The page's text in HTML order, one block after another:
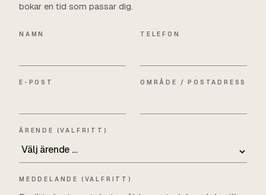
bokar en tid som passar dig.
NAMN TELEFON
E-POST OMRÅDE / POSTADRESS
ÄRENDE (VALFRITT)
MEDDELANDE (VALFRITT)